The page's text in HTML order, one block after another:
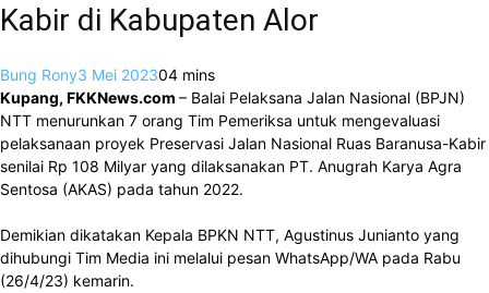
Kabir di Kabupaten Alor
Bung Rony3 Mei 202304 mins
Kupang, FKKNews.com – Balai Pelaksana Jalan Nasional (BPJN)
NTT menurunkan 7 orang Tim Pemeriksa untuk mengevaluasi
pelaksanaan proyek Preservasi Jalan Nasional Ruas Baranusa-Kabir
senilai Rp 108 Milyar yang dilaksanakan PT. Anugrah Karya Agra
Sentosa (AKAS) pada tahun 2022.
Demikian dikatakan Kepala BPKN NTT, Agustinus Junianto yang
dihubungi Tim Media ini melalui pesan WhatsApp/WA pada Rabu
(26/4/23) kemarin.